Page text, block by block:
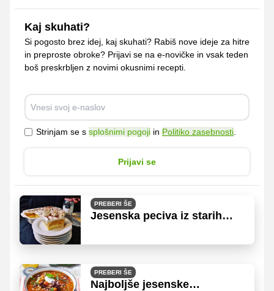
Kaj skuhati?
Si pogosto brez idej, kaj skuhati? Rabiš nove ideje za hitre
in preproste obroke? Prijavi se na e-novičke in vsak teden
boš preskrbljen z novimi okusnimi recepti.
Strinjam se s splošnimi pogoji in Politiko zasebnosti
Prijavi se
PREBERI ŠE
Jesenska peciva iz starih
PREBERI ŠE
Najboljše jesenske